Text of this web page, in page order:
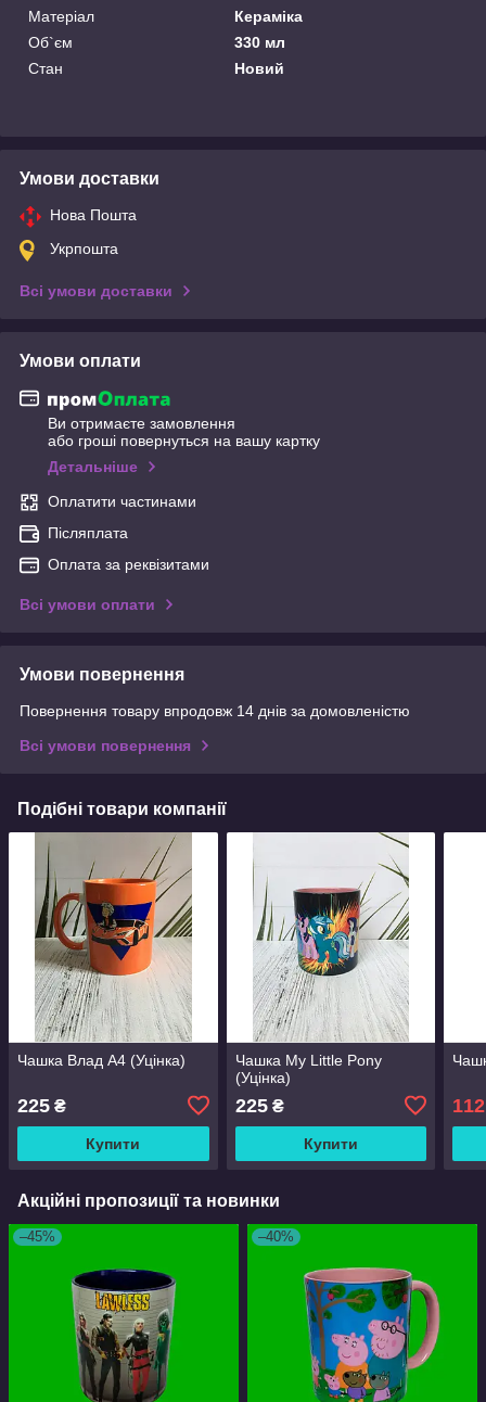
Матеріал
Кераміка
Об`єм
330 мл
Стан
Новий
Умови доставки
Нова Пошта
Укрпошта
Всі умови доставки
Умови оплати
Ви отримаєте замовлення
або гроші повернуться на вашу картку
Детальніше
Оплатити частинами
Післяплата
Оплата за реквізитами
Всі умови оплати
Умови повернення
Повернення товару впродовж 14 днів за домовленістю
Всі умови повернення
Подібні товари компанії
Чашка Влад А4 (Уцінка)
225 ₴
Купити
Чашка My Little Pony
(Уцінка)
225₴
Купити
Акційні пропозиції та новинки
–45% –40%